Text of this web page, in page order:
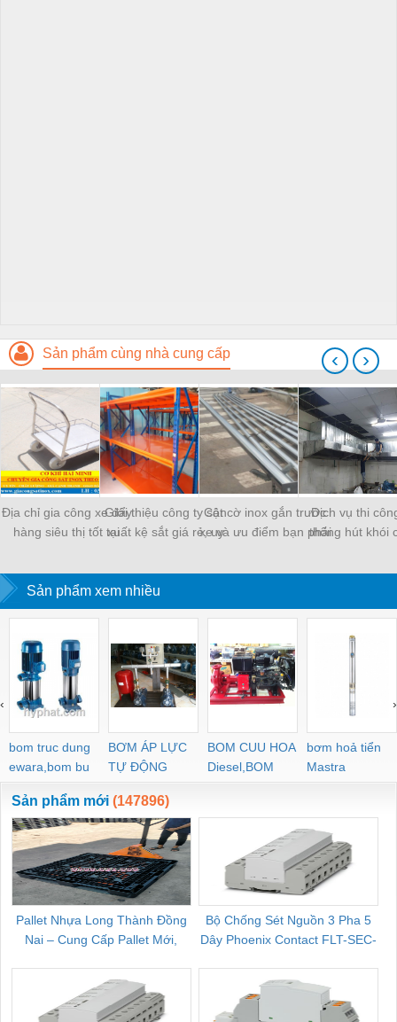
Sản phẩm cùng nhà cung cấp
Địa chỉ gia công xe đẩy
hàng siêu thị tốt tại
Giới thiệu công ty sản
xuất kệ sắt giá rẻ, uy
Cột cờ inox gắn trước
xe và ưu điểm bạn phải
Dịch vụ thi
thống hút khói
‹ ›
Sản phẩm xem nhiều
bom truc dung
ewara,bom bu
ewara
BƠM ÁP LỰC
TỰ ĐỘNG
BOM CUU HOA
Diesel,BOM
CHUA CHAY
bơm hoả tiển
Mastra
‹ ›
Sản phẩm mới (147896)
Pallet Nhựa Long Thành Đồng
Nai – Cung Cấp Pallet Mới,
Bộ Chống Sét Nguồn 3 Pha 5
Dây Phoenix Contact FLT-SEC-